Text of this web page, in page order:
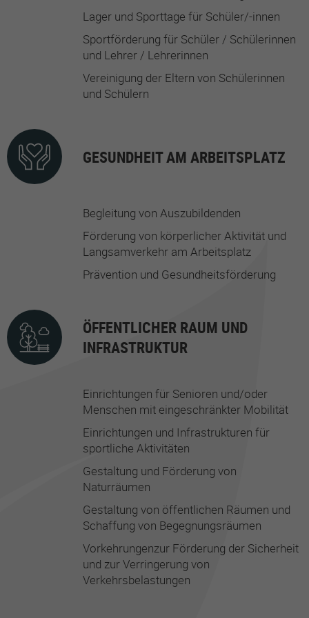
Lager und Sporttage für Schüler/-innen
Sportförderung für Schüler / Schülerinnen
und Lehrer / Lehrerinnen
Vereinigung der Eltern von Schülerinnen
und Schülern
GESUNDHEIT AM ARBEITSPLATZ
Begleitung von Auszubildenden
Förderung von körperlicher Aktivität und
Langsamverkehr am Arbeitsplatz
Prävention und Gesundheitsförderung
ÖFFENTLICHER RAUM UND
INFRASTRUKTUR
Einrichtungen für Senioren und/oder
Menschen mit eingeschränkter Mobilität
Einrichtungen und Infrastrukturen für
sportliche Aktivitäten
Gestaltung und Förderung von
Naturräumen
Gestaltung von öffentlichen Räumen und
Schaffung von Begegnungsräumen
Vorkehrungenzur Förderung der Sicherheit
und zur Verringerung von
Verkehrsbelastungen